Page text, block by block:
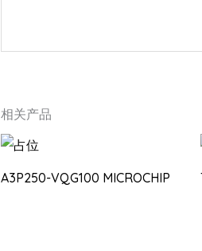
相关产品
A3P250-VQG100 MICROCHIP